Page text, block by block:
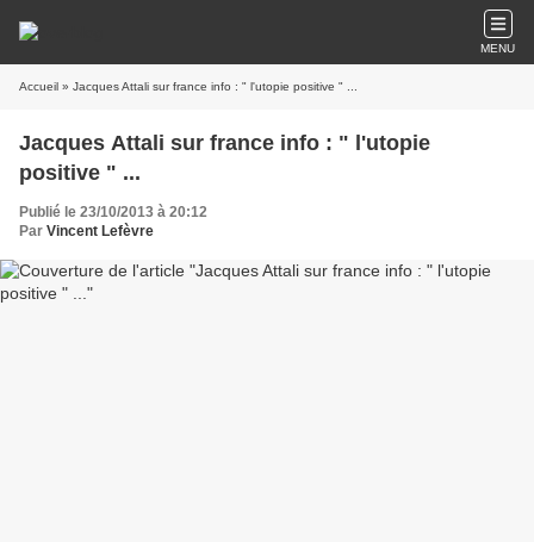
MENU
Accueil » Jacques Attali sur france info : " l'utopie positive " ...
Jacques Attali sur france info : " l'utopie
positive " ...
Publié le 23/10/2013 à 20:12
Par Vincent Lefèvre